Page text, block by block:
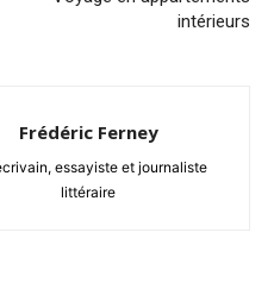
intérieurs
Frédéric Ferney
essayiste et journaliste
littéraire